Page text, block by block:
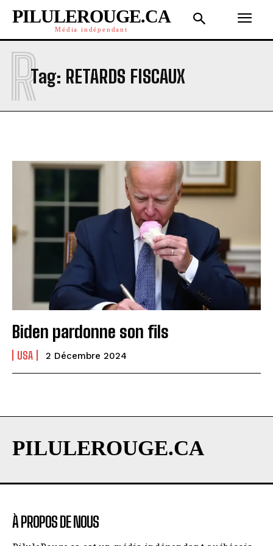
PILULEROUGE.CA
Média indépendant
Tag: RETARDS FISCAUX
R
Biden pardonne son fils
USA 2 Décembre 2024
PILULEROUGE.CA
À PROPOS DE NOUS